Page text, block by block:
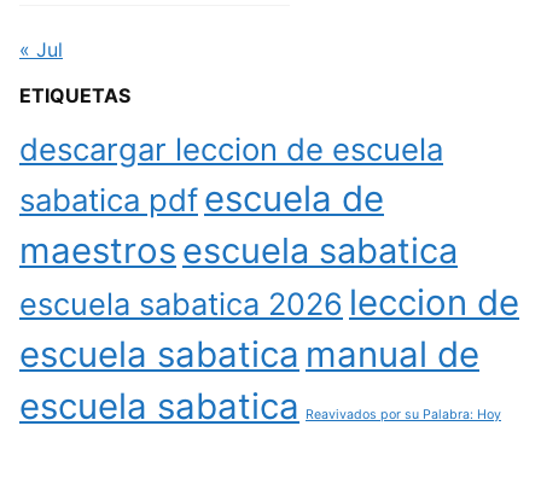
« Jul
ETIQUETAS
descargar leccion de escuela
sabatica pdfescuela de
maestros escuela sabatica
escuela sabatica 2026 leccion de
escuela sabatica manual de
escuela sabatica
Reavivados por su Palabra: Hoy